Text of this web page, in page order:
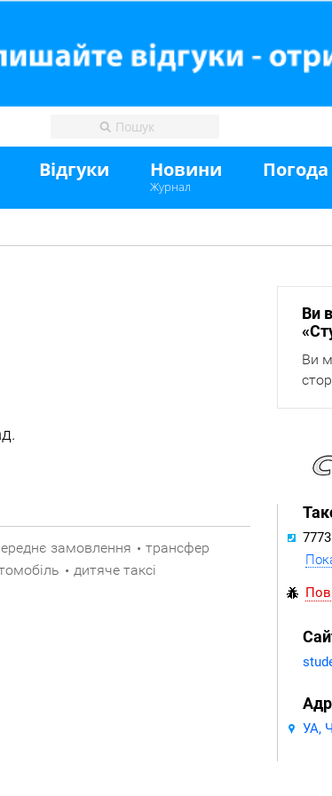
Відгуки Новини
Журнал
Погода
замовлення • трансфер
• дитяче таксі
Ви
Ви
7773
УА,